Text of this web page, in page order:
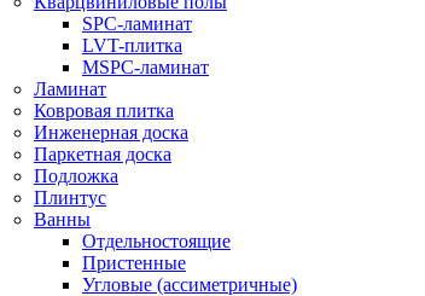
SPC-ламинат
LVT-плитка
MSPC-ламинат
Ламинат
Ковровая плитка
Инженерная доска
Паркетная доска
Подложка
Плинтус
Ванны
Отдельностоящие
Пристенные
Угловые (ассиметричные)